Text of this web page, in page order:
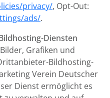
privacy/, Opt-Out:
ads/.
Diensten
Grafiken und
Bildhosting-
Verein Deutscher
Dienst ermöglicht es